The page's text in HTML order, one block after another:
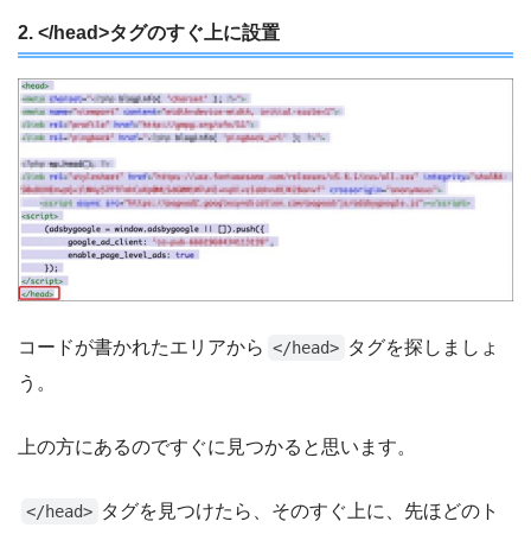
2. </head>タグのすぐ上に設置
コードが書かれたエリアから </head> タグを探しましょ
う。
上の方にあるのですぐに見つかると思います。
</head> タグを見つけたら、そのすぐ上に、先ほどのト